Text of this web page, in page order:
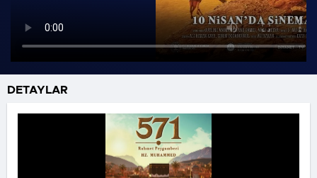
DETAYLAR